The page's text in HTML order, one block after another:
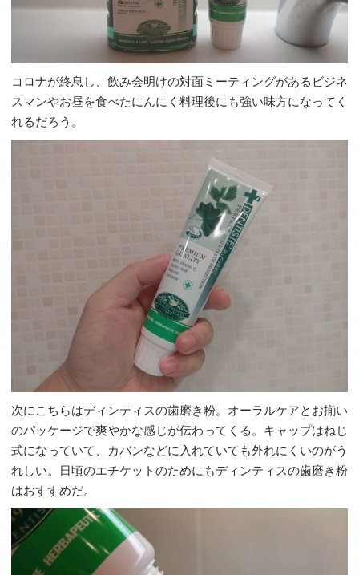
コロナが終息し、飲み会明けの対面ミーティングがあるビジネ
スマンやお昼を食べたにんにく料理後にも強い味方になってく
れるだろう。
次にこちらはディンティスの歯磨き粉。オーラルケアとお揃い
のパッケージで爽やかな感じが伝わってくる。キャップはねじ
式になっていて、カバンなどに入れていても外れにくいのがう
れしい。日頃のエチケットのためにもディンティスの歯磨き粉
はおすすめだ。